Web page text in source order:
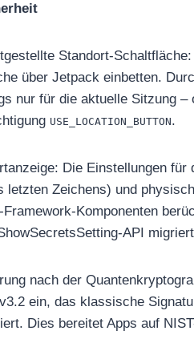
Standort-
über Jetpack einbetten.
nur für die aktuelle Sitzung
USE_LOCATION_BUTTON.
Die Einstellungen
letzten Zeichens) und
Komponenten
API
nach der
ein, das klassische
Dies bereitet Apps auf